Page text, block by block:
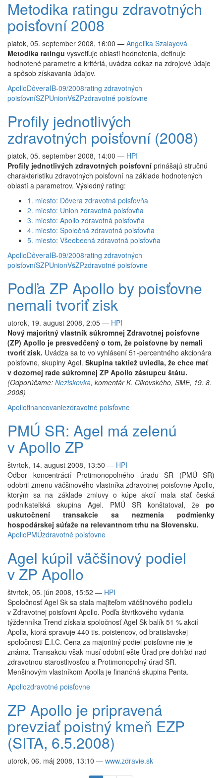
Metodika ratingu zdravotných
poisťovní 2008
piatok, 05. september 2008, 16:00 — Angelika Szalayová
Metodika ratingu vysvetľuje oblasti hodnotenia, definuje
hodnotené parametre a kritériá, uvádza odkaz na zdrojové údaje
a spôsob získavania údajov.
ApolloDôveraIB-09/2008rating zdravotných
poisťovníSZPUnionVšZPzdravotné poisťovne
Profily jednotlivých
zdravotných poisťovní (2008)
piatok, 05. september 2008, 14:00 — HPI
Profily jednotlivých zdravotných poisťovní prinášajú stručnú
charakteristiku zdravotných poisťovní na základe hodnotených
oblastí a parametrov. Výsledný rating:
1. miesto: Dôvera zdravotná poisťovňa
2. miesto: Union zdravotná poisťovňa
3. miesto: Apollo zdravotná poisťovňa
4. miesto: Spoločná zdravotná poisťovňa
5. miesto: Všeobecná zdravotná poisťovňa
ApolloDôveraIB-09/2008rating zdravotných
poisťovníSZPUnionVšZPzdravotné poisťovne
Podľa ZP Apollo by poisťovne
nemali tvoriť zisk
utorok, 19. august 2008, 2:05 — HPI
Nový majoritný vlastník súkromnej Zdravotnej poisťovne
(ZP) Apollo je presvedčený o tom, že poisťovne by nemali
tvoriť zisk. Uvádza sa to vo vyhlásení 51-percentného akcionára
poisťovne, skupiny Agel. Skupina taktiež uviedla, že chce mať
v dozornej rade súkromnej ZP Apollo zástupcu štátu.
(Odporúčame: Neziskovka, komentár K. Čikovského, SME, 19. 8.
2008)
Apollofinancovaniezdravotné poisťovne
PMÚ SR: Agel má zelenú
v Apollo ZP
štvrtok, 14. august 2008, 13:50 — HPI
Odbor koncentrácií Protimonopolného úradu SR (PMÚ SR)
odobril zmenu väčšinového vlastníka zdravotnej poisťovne Apollo,
ktorým sa na základe zmluvy o kúpe akcií mala stať česká
podnikateľská skupina Agel. PMÚ SR konštatoval, že po
uskutočnení transakcie sa nezmenia podmienky
hospodárskej súťaže na relevantnom trhu na Slovensku.
ApolloPMÚzdravotné poisťovne
Agel kúpil väčšinový podiel
v ZP Apollo
štvrtok, 05. jún 2008, 15:52 — HPI
Spoločnosť Agel Sk sa stala majiteľom väčšinového podielu
v Zdravotnej poisťovni Apollo. Podľa štvrtkového vydania
týždenníka Trend získala spoločnosť Agel Sk balík 51 % akcií
Apolla, ktorá spravuje 440 tis. poistencov, od bratislavskej
spoločnosti E.I.C. Cena za majoritný podiel poisťovne nie je
známa. Transakciu však musí odobriť ešte Úrad pre dohľad nad
zdravotnou starostlivosťou a Protimonopolný úrad SR.
Menšinovým vlastníkom Apolla je finančná skupina Penta.
Apollozdravotné poisťovne
ZP Apollo je pripravená
prevziať poistný kmeň EZP
(SITA, 6.5.2008)
utorok, 06. máj 2008, 13:10 — www.zdravie.sk